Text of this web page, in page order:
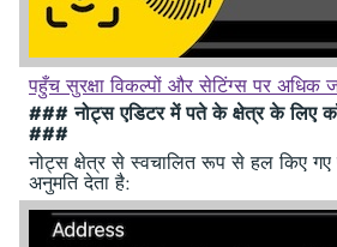
पहुँच सुरक्षा विकल्पों और सेटिंग्स पर अधिक
### नोट्स एडिटर में पते के क्षेत्र के लिए
###
नोट्स क्षेत्र से स्वचालित रूप से हल किए
अनुमति देता है: